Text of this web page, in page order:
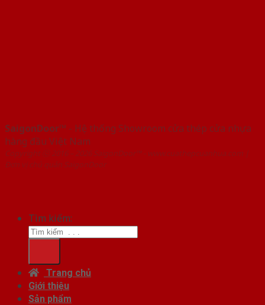
SaigonDoor™ - Hệ thống Showroom cửa thép cửa nhựa
hàng đầu Việt Nam
Copyright ⓒ 2016 – 2026 SaigonDoor™ - www.cuathepcuanhua.com |
Đơn vị chủ quản SaigonDoor
Tìm kiếm:
Trang chủ
Giới thiệu
Sản phẩm